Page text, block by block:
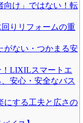
向け」ではない！転
りリフォームの重
がない・つかまる安
！LIXILスマートエ
安心・安全なバス
にする工夫と広さの